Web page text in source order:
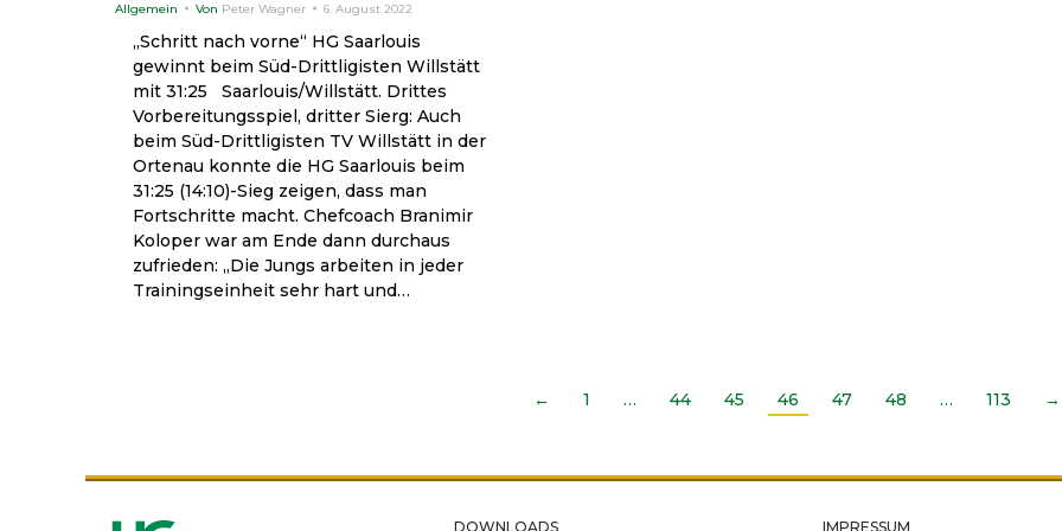
Allgemein Von Peter Wagner 6. August 2022
„Schritt nach vorne“ HG Saarlouis
gewinnt beim Süd-Drittligisten Willstätt
mit 31:25 Saarlouis/Willstätt. Drittes
Vorbereitungsspiel, dritter Sierg: Auch
beim Süd-Drittligisten TV Willstätt in der
Ortenau konnte die HG Saarlouis beim
31:25 (14:10)-Sieg zeigen, dass man
Fortschritte macht. Chefcoach Branimir
Koloper war am Ende dann durchaus
zufrieden: „Die Jungs arbeiten in jeder
Trainingseinheit sehr hart und…
← 1 … 44 45 46 47 48 … 113 →
DOWNLOADS IMPRESSUM